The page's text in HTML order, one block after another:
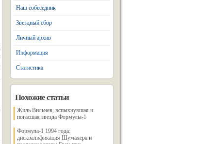
Наш собеседник
Звездный сбор
Личный архив
Информация
Статистика
Похожие статьи
Жиль Вильнев, вспыхнувшая и
погасшая звезда Формулы-1
Формула-1 1994 года:
дисквалификация Шумахера и